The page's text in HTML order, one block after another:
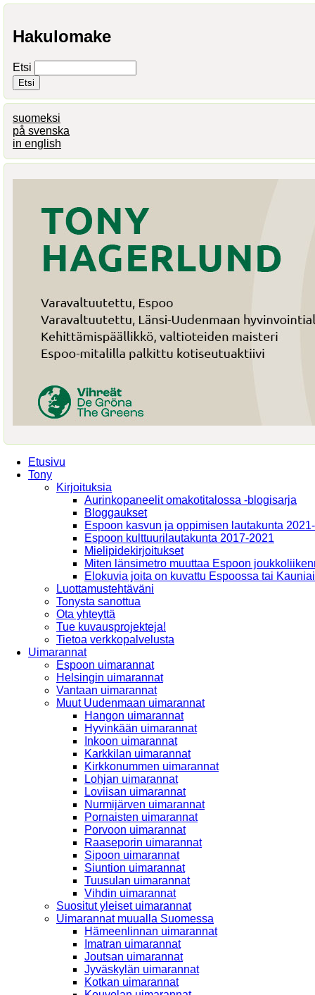
Hakulomake
Etsi
suomeksi
på svenska
in english
Etusivu
Tony
Kirjoituksia
Aurinkopaneelit omakotitalossa -blogisarja
Bloggaukset
Espoon kasvun ja oppimisen lautakunta
Espoon kulttuurilautakunta 2017-2021
Mielipidekirjoitukset
Miten länsimetro muuttaa Espoon
Elokuvia joita on kuvattu Espoossa tai
Luottamustehtäväni
Tonysta sanottua
Ota yhteyttä
Tue kuvausprojekteja!
Tietoa verkkopalvelusta
Uimarannat
Espoon uimarannat
Helsingin uimarannat
Vantaan uimarannat
Muut Uudenmaan uimarannat
Hangon uimarannat
Hyvinkään uimarannat
Inkoon uimarannat
Karkkilan uimarannat
Kirkkonummen uimarannat
Lohjan uimarannat
Loviisan uimarannat
Nurmijärven uimarannat
Pornaisten uimarannat
Porvoon uimarannat
Raaseporin uimarannat
Sipoon uimarannat
Siuntion uimarannat
Tuusulan uimarannat
Vihdin uimarannat
Suositut yleiset uimarannat
Uimarannat muualla Suomessa
Hämeenlinnan uimarannat
Imatran uimarannat
Joutsan uimarannat
Jyväskylän uimarannat
Kotkan uimarannat